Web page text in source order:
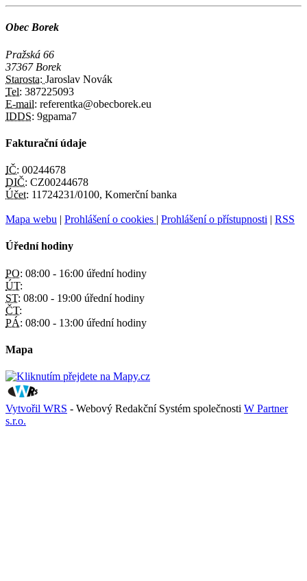
Obec Borek
Pražská 66
37367 Borek
Starosta: Jaroslav Novák
Tel: 387225093
E-mail: referentka@obecborek.eu
IDDS: 9gpama7
Fakturační údaje
IČ: 00244678
DIČ: CZ00244678
Účet: 11724231/0100, Komerční banka
Mapa webu | Prohlášení o cookies | Prohlášení o přístupnosti | RSS
Úřední hodiny
PO: 08:00 - 16:00 úřední hodiny
ÚT:
ST: 08:00 - 19:00 úřední hodiny
ČT:
PÁ: 08:00 - 13:00 úřední hodiny
Mapa
Vytvořil WRS - Webový Redakční Systém společnosti W Partner
s.r.o.